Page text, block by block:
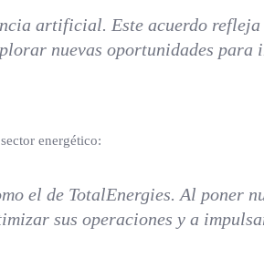
artificial. Este acuerdo
nuevas oportunidades para
energético:
el de TotalEnergies. Al poner
sus operaciones y a